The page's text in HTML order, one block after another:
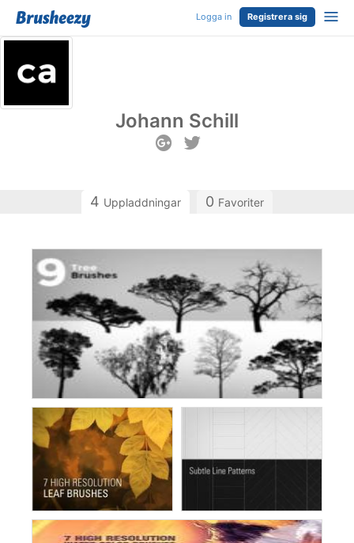
Logga in Registrera sig
Johann Schill
4 Uppladdningar 0 Favoriter